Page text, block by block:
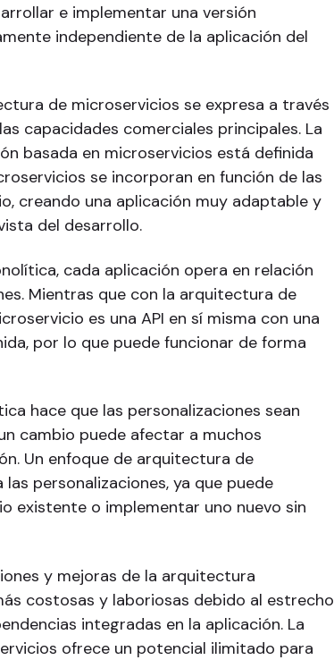
e implementar una versión
independiente de la aplicación del
de microservicios se expresa a través
capacidades comerciales principales. La
basada en microservicios está definida
se incorporan en función de las
creando una aplicación muy adaptable y
del desarrollo.
cada aplicación opera en relación
Mientras que con la arquitectura de
es una API en sí misma con una
por lo que puede funcionar de forma
hace que las personalizaciones sean
cambio puede afectar a muchos
Un enfoque de arquitectura de
personalizaciones, ya que puede
existente o implementar uno nuevo sin
y mejoras de la arquitectura
costosas y laboriosas debido al estrecho
integradas en la aplicación. La
ofrece un potencial ilimitado para